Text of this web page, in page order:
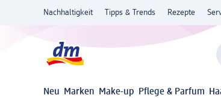
Nachhaltigkeit Tipps & Trends Rezepte
Neu Marken Make-up Pflege & Parfum